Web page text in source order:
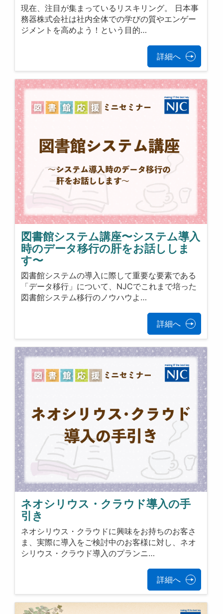
現在、注目が集まっているリスキリング。 日本事
務器株式会社は社内全体での学びの質やエンゲー
ジメントを高めよう！という目的…
詳細へ
図書館システム講座〜システム導入
時のデータ移行の肝をお話ししま
す〜
図書館システムの導入に際して重要な要素である
「データ移行」について、NJCでこれまで培った
図書館システム移行のノウハウよ…
詳細へ
ネオシリウス・クラウド導入の手
引き
ネオシリウス・クラウドに興味をお持ちのお客さ
ま、実際に導入をご検討中のお客様に対し、ネオ
シリウス・クラウド導入のプランニ…
詳細へ